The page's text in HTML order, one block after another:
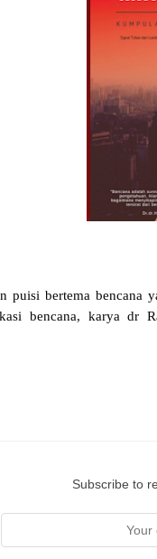
puisi bertema bencana
bencana, karya dr
Subscribe to